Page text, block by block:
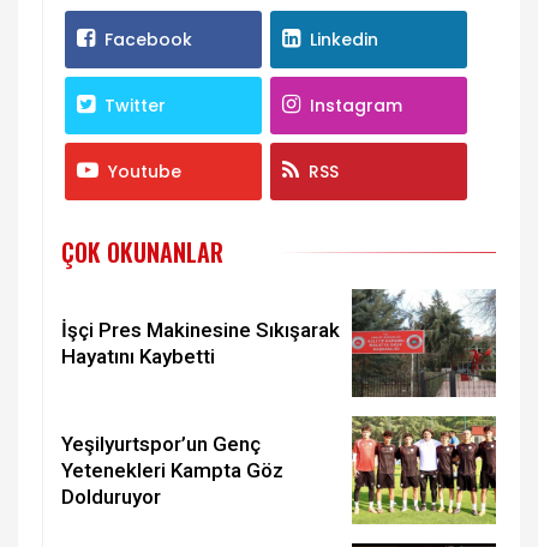
Facebook Linkedin
Twitter Instagram
Youtube RSS
ÇOK OKUNANLAR
İşçi Pres Makinesine Sıkışarak
Hayatını Kaybetti
Yeşilyurtspor’un Genç
Yetenekleri Kampta Göz
Dolduruyor